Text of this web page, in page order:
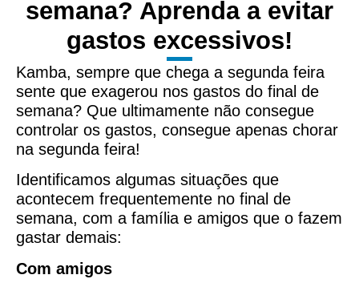
gastos excessivos!
Kamba, sempre que chega a segunda feira
sente que exagerou nos gastos do final de
semana? Que ultimamente não consegue
controlar os gastos, consegue apenas chorar
na segunda feira!
Identificamos algumas situações que
acontecem frequentemente no final de
semana, com a família e amigos que o fazem
gastar demais:
Com amigos